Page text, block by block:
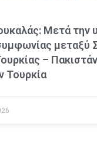
Μετά την
μεταξύ
–
Τουρκία